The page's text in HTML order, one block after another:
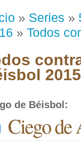
» Series »
» Todos
de Béisbol :
Ciego de